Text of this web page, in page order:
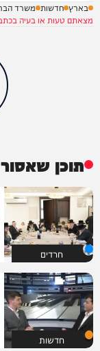
בארץ חדשות משרד
מצאתם טעות או בעיה
תוכן
חרדים
חדשות